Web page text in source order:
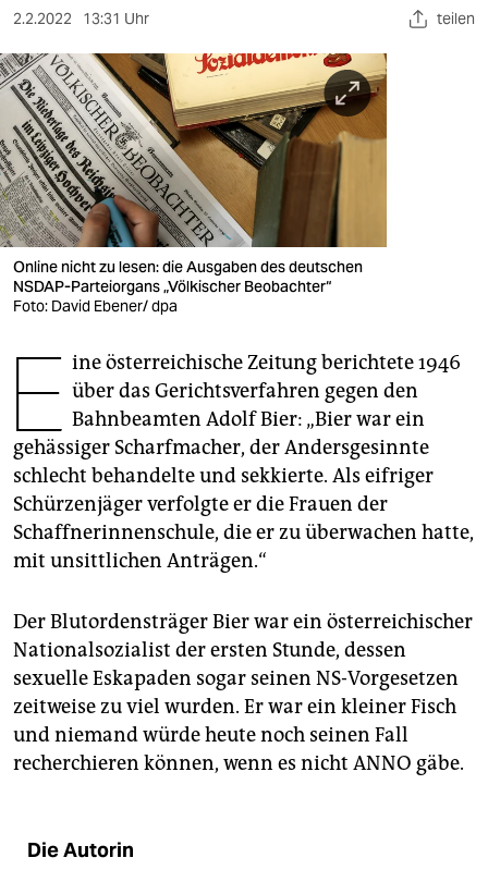
wahrheit
verlag
verlag
veranstaltungen
shop
fragen & hilfe
unterstützen
genossenschaft
epaper login
2.2.2022 13:31 Uhr teilen
Online nicht zu lesen: die Ausgaben des deutschen
NSDAP-Parteiorgans „Völkischer Beobachter“
Foto: David Ebener/ dpa
E ine österreichische Zeitung berichtete 1946
über das Gerichtsverfahren gegen den
Bahnbeamten Adolf Bier: „Bier war ein
gehässiger Scharfmacher, der Andersgesinnte
schlecht behandelte und sekkierte. Als eifriger
Schürzenjäger verfolgte er die Frauen der
Schaffnerinnenschule, die er zu überwachen hatte,
mit unsittlichen Anträgen.“
Der Blutordensträger Bier war ein österreichischer
Nationalsozialist der ersten Stunde, dessen
sexuelle Eskapaden sogar seinen NS-Vorgesetzen
zeitweise zu viel wurden. Er war ein kleiner Fisch
und niemand würde heute noch seinen Fall
recherchieren können, wenn es nicht ANNO gäbe.
Die Autorin